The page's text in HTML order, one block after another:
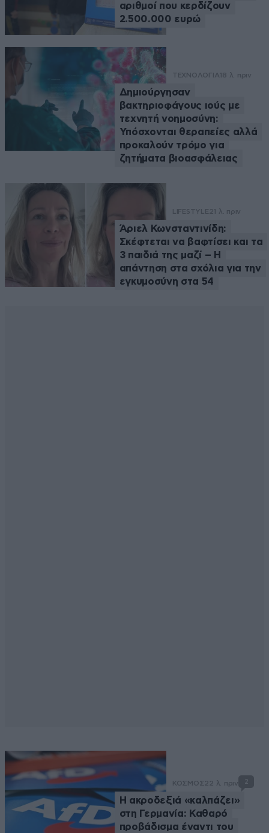
αριθμοί που κερδίζουν
2.500.000 ευρώ
ΤΕΧΝΟΛΟΓΙΑ 18 λ. πριν
Δημιούργησαν
βακτηριοφάγους ιούς με
τεχνητή νοημοσύνη:
Υπόσχονται θεραπείες αλλά
προκαλούν τρόμο για
ζητήματα βιοασφάλειας
LIFESTYLE21 λ. πριν
Άριελ Κωνσταντινίδη:
Σκέφτεται να βαφτίσει και τα
3 παιδιά της μαζί – Η
απάντηση στα σχόλια για την
εγκυμοσύνη στα 54
ΚΟΣΜΟΣ22 λ. πριν 2
Η ακροδεξιά «καλπάζει»
στη Γερμανία: Καθαρό
προβάδισμα έναντι του